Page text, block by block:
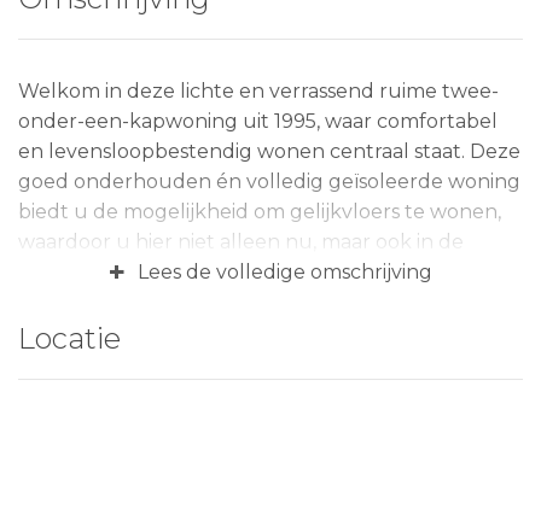
Welkom in deze lichte en verrassend ruime twee-
onder-een-kapwoning uit 1995, waar comfortabel
en levensloopbestendig wonen centraal staat. Deze
goed onderhouden én volledig geïsoleerde woning
biedt u de mogelijkheid om gelijkvloers te wonen,
waardoor u hier niet alleen nu, maar ook in de
toekomst zorgeloos kunt blijven genieten. Met een
woonoppervlakte van circa 115 m² en een inhoud
+ Lees de volledige omschrijving
Locatie